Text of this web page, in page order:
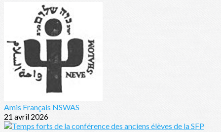
Amis Français NSWAS
21 avril 2026